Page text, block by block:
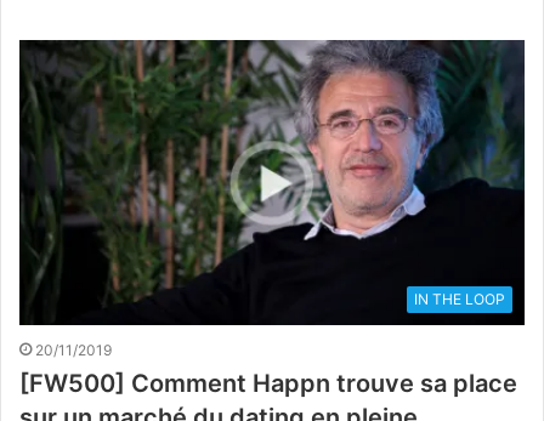
IN THE LOOP
20/11/2019
[FW500] Comment Happn trouve sa place